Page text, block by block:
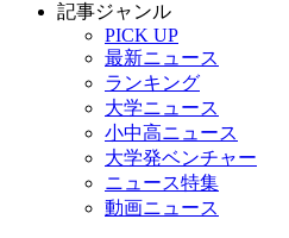
記事ジャンル
PICK UP
最新ニュース
ランキング
大学ニュース
小中高ニュース
大学発ベンチャー
ニュース特集
動画ニュース